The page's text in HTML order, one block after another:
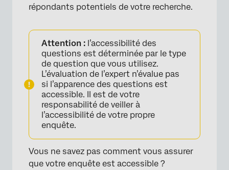
répondants potentiels de votre recherche.
Attention : l’accessibilité des
questions est déterminée par le type
de question que vous utilisez.
L’évaluation de l’expert n’évalue pas
si l’apparence des questions est
accessible. Il est de votre
responsabilité de veiller à
l’accessibilité de votre propre
enquête.
Vous ne savez pas comment vous assurer
que votre enquête est accessible ?